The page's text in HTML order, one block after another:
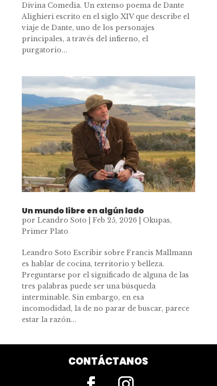
Divina Comedia. Un extenso poema de Dante
Alighieri escrito en el siglo XIV que describe el
viaje de Dante, uno de los personajes
principales, a través del infierno, el
purgatorio...
Un mundo libre en algún lado
por Leandro Soto Feb 25, 2026 Okupas,
Primer Plato
Leandro Soto Escribir sobre Francis Mallmann
es hablar de cocina, territorio y belleza.
Preguntarse por el significado de alguna de las
tres palabras puede ser una búsqueda
interminable. Sin embargo, en esa
incomodidad, la de no parar de buscar, parece
estar la razón...
CONTÁCTANOS